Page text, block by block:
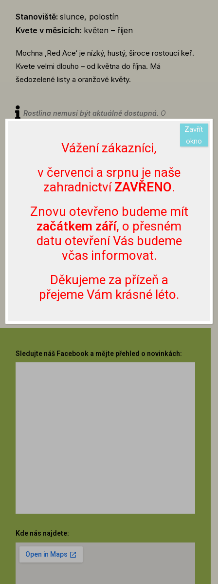
Stanoviště: slunce, polostín
Kvete v měsících: květen – říjen
Mochna ‚Red Ace‘ je nízký, hustý, široce rostoucí keř.
Kvete velmi dlouho – od května do října. Má
šedozelené listy a oranžové květy.
Rostlina nemusí být aktuálně dostupná. O
aktuální dostupnosti rostlin se můžete informovat
prostřednictvím Facebooku či Instagramu.
k těmto účelům.
zahradnictví, nezasíláme je.
ZPĚT NA LISTNATÉ DŘEVINY
ZPĚT NA SORTIMENT
Sledujte náš Facebook a mějte přehled o novinkách:
Kde nás najdete:
Vážení zákazníci,
v červenci a srpnu je naše
zahradnictví ZAVŘENO.
Znovu otevřeno budeme mít
začátkem září, o přesném
datu otevření Vás budeme
včas informovat.
Děkujeme za přízeň a
přejeme Vám krásné léto.
Zavřít
okno